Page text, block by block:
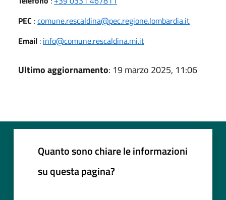
PEC :comune.rescaldina@pec.regione.lombardia.it
Email : info@comune.rescaldina.mi.it
Ultimo aggiornamento: 19 marzo 2025, 11:06
Quanto sono chiare le informazioni
su questa pagina?